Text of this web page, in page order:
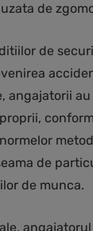
de
de
angajatorii
de
de munca.